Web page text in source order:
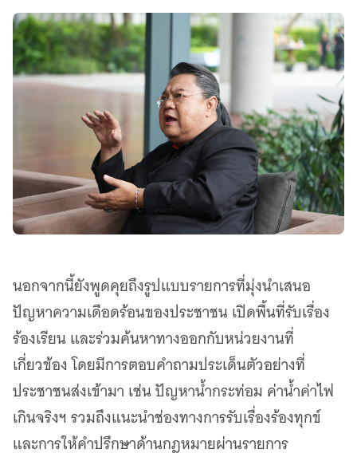
นอกจากนี้ยังพูดคุยถึงรูปแบบรายการที่มุ่งนำเสนอ
ปัญหาความเดือดร้อนของประชาชน เปิดพื้นที่รับเรื่อง
ร้องเรียน และร่วมค้นหาทางออกกับหน่วยงานที่
เกี่ยวข้อง โดยมีการตอบคำถามประเด็นตัวอย่างที่
ประชาชนส่งเข้ามา เช่น ปัญหาน้ำกระท่อม ค่าน้ำค่าไฟ
เกินจริงฯ รวมถึงแนะนำช่องทางการรับเรื่องร้องทุกข์
และการให้คำปรึกษาด้านกฎหมายผ่านรายการ